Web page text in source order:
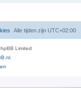
Alle tijden zijn UTC+02:00
Limited